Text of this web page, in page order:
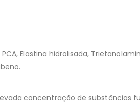
Elastina hidrolisada,
concentração de substâncias